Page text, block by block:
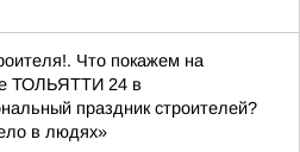
Что покажем на
ТОЛЬЯТТИ 24 в
праздник строителей?
в людях»